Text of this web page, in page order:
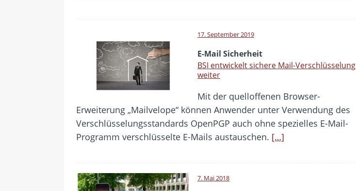
17. September 2019
E-Mail Sicherheit
BSI entwickelt sichere Mail-Verschlüsselung
weiter
Mit der quelloffenen Browser-
Erweiterung „Mailvelope“ können Anwender unter Verwendung des
Verschlüsselungsstandards OpenPGP auch ohne spezielles E-Mail-
Programm verschlüsselte E-Mails austauschen. […]
7. Mai 2018